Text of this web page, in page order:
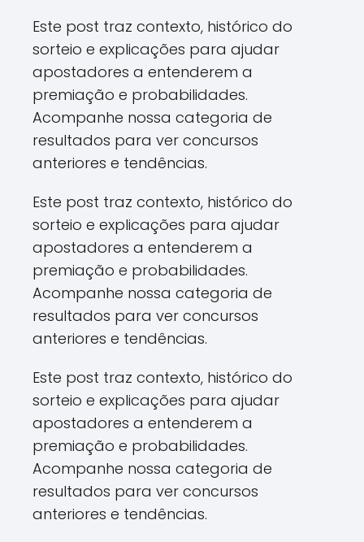
Este post traz contexto, histórico do
sorteio e explicações para ajudar
apostadores a entenderem a
premiação e probabilidades.
Acompanhe nossa categoria de
resultados para ver concursos
anteriores e tendências.
Este post traz contexto, histórico do
sorteio e explicações para ajudar
apostadores a entenderem a
premiação e probabilidades.
Acompanhe nossa categoria de
resultados para ver concursos
anteriores e tendências.
Este post traz contexto, histórico do
sorteio e explicações para ajudar
apostadores a entenderem a
premiação e probabilidades.
Acompanhe nossa categoria de
resultados para ver concursos
anteriores e tendências.